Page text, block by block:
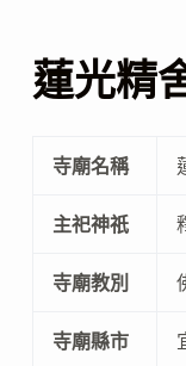
蓮光精
寺廟名稱
主祀神祇
寺廟教別
寺廟縣市